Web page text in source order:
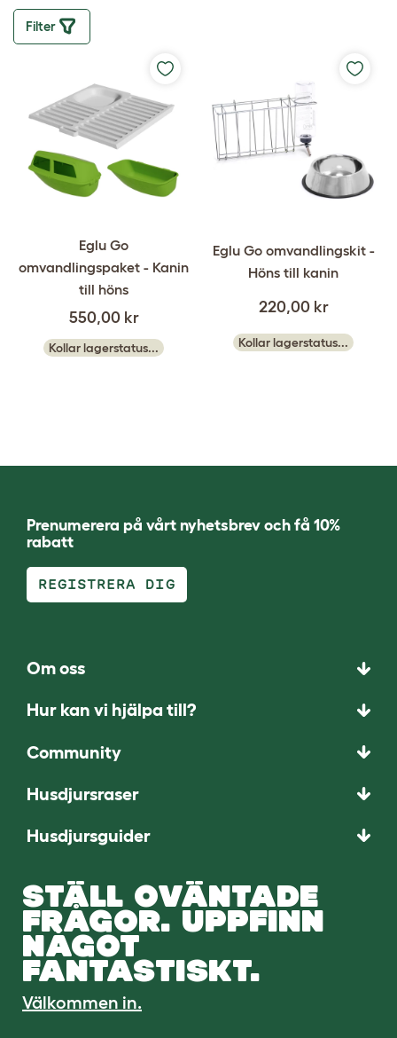
Filter
Eglu Go
omvandlingspaket - Kanin
till höns
550,00 kr
Kollar lagerstatus...
Eglu Go omvandlingskit -
Höns till kanin
220,00 kr
Kollar lagerstatus...
Prenumerera på vårt nyhetsbrev och få 10%
rabatt
REGISTRERA DIG
Om oss
Hur kan vi hjälpa till?
Community
Husdjursraser
Husdjursguider
STÄLL OVÄNTADE
FRÅGOR. UPPFINN
NÅGOT
FANTASTISKT.
Välkommen in.